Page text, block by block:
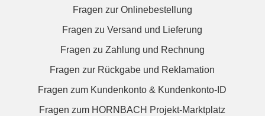
Fragen zur Onlinebestellung
Fragen zu Versand und Lieferung
Fragen zu Zahlung und Rechnung
Fragen zur Rückgabe und Reklamation
Fragen zum Kundenkonto & Kundenkonto-ID
Fragen zum HORNBACH Projekt-Marktplatz